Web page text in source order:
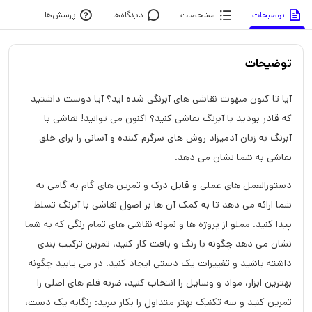
توضیحات مشخصات دیدگاه‌ها پرسش‌ها
توضیحات
آیا تا کنون مبهوت نقاشی های آبرنگی شده اید؟ آیا دوست داشتید
که قادر بودید با آبرنگ نقاشی کنید؟ اکنون می توانید! نقاشی با
آبرنگ به زبان آدمیزاد روش های سرگرم کننده و آسانی را برای خلق
نقاشی به شما نشان می دهد.
دستورالعمل های عملی و قابل درک و تمرین های گام به گامی به
شما ارائه می دهد تا به کمک آن ها بر اصول نقاشی با آبرنگ تسلط
پیدا کنید. مملو از پروژه ها و نمونه نقاشی های تمام رنگی که به شما
نشان می دهد چگونه با رنگ و بافت کار کنید، تمرین ترکیب بندی
داشته باشید و تغییرات یک دستی ایجاد کنید. در می یابید چگونه
بهترین ابزار، مواد و وسایل را انتخاب کنید، ضربه قلم های اصلی را
تمرین کنید و سه تکنیک بهتر متداول را بکار ببرید: رنگابه یک دست،